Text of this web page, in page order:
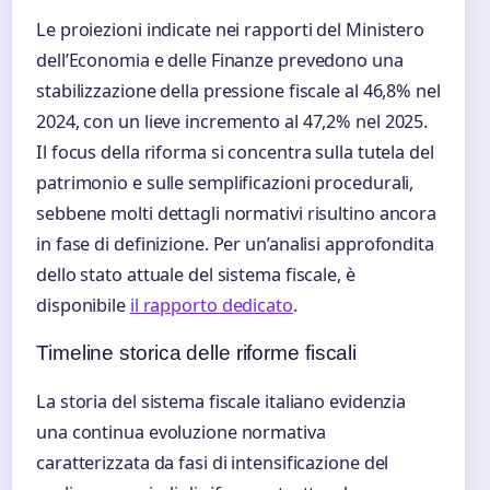
Le proiezioni indicate nei rapporti del Ministero
dell’Economia e delle Finanze prevedono una
stabilizzazione della pressione fiscale al 46,8% nel
2024, con un lieve incremento al 47,2% nel 2025.
Il focus della riforma si concentra sulla tutela del
patrimonio e sulle semplificazioni procedurali,
sebbene molti dettagli normativi risultino ancora
in fase di definizione. Per un’analisi approfondita
dello stato attuale del sistema fiscale, è
disponibile il rapporto dedicato.
Timeline storica delle riforme fiscali
La storia del sistema fiscale italiano evidenzia
una continua evoluzione normativa
caratterizzata da fasi di intensificazione del